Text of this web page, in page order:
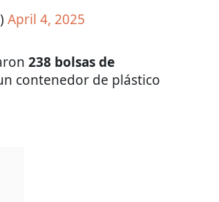
April 4, 2025
238 bolsas de
contenedor de plástico